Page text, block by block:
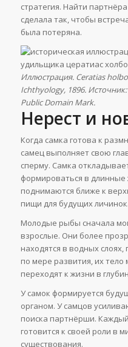
стратегия. Найти
сделала так, чтобы
была потеряна.
Иллюстрация. Ceratias
Ichthyology, 1896.
Public Domain Mark.
Нерест и
Когда самка готова к
самец выполняет свою
сперму. Самка
формироваться в
поднимаются ближе к
пищи для будущих личинок.
Молодые рыбы сначала
взрослые. Они более
находятся в водных
по мере развития, их тело
переходят к жизни в
У самок формируется
органом. У самцов
поиска партнёрши.
готовится к своей роли в
существования.